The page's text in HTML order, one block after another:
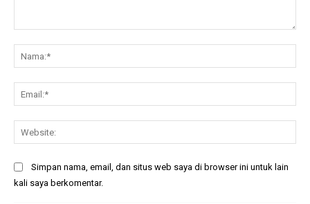
Simpan nama, email, dan situs web saya di browser ini untuk lain
kali saya berkomentar.